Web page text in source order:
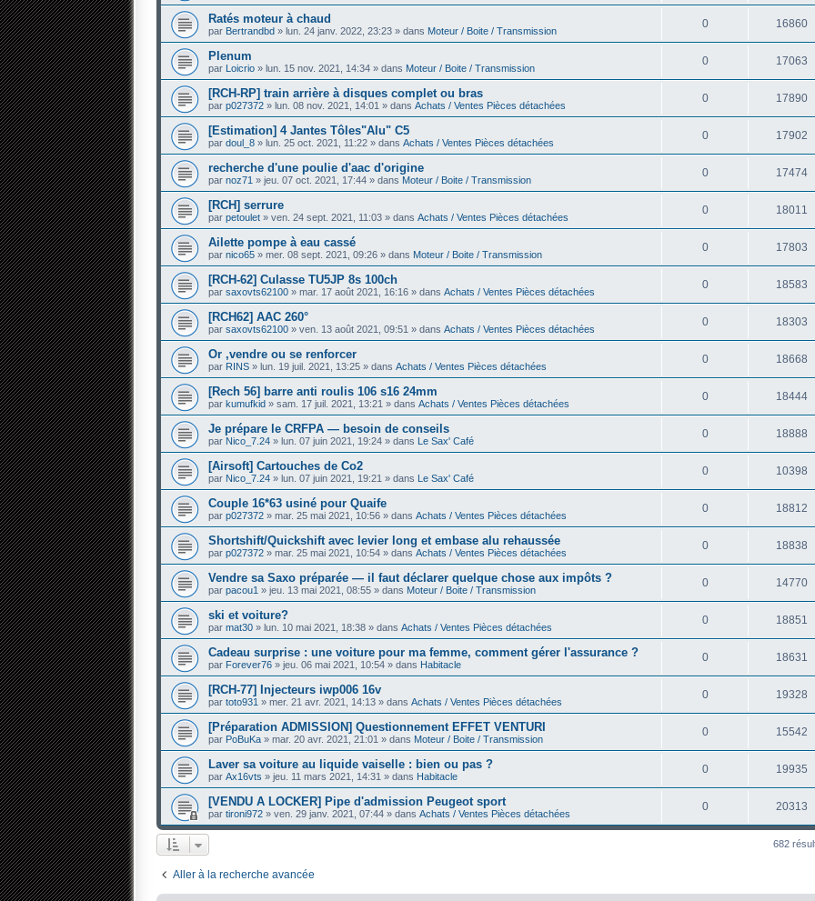
Ratés moteur à chaud
par Bertrandbd » lun. 24 janv. 2022, 23:23 » dans Moteur / Boite / Transmission
0 16860
Plenum
par Loicrio » lun. 15 nov. 2021, 14:34 » dans Moteur / Boite / Transmission
0 17063
[RCH-RP] train arrière à disques complet ou bras
par p027372 » lun. 08 nov. 2021, 14:01 » dans Achats / Ventes Pièces détachées
0 17890
[Estimation] 4 Jantes Tôles"Alu" C5
par doul_8 » lun. 25 oct. 2021, 11:22 » dans Achats / Ventes Pièces détachées
0 17902
recherche d'une poulie d'aac d'origine
par noz71 » jeu. 07 oct. 2021, 17:44 » dans Moteur / Boite / Transmission
0 17474
[RCH] serrure
par petoulet » ven. 24 sept. 2021, 11:03 » dans Achats / Ventes Pièces détachées
0 18011
Ailette pompe à eau cassé
par nico65 » mer. 08 sept. 2021, 09:26 » dans Moteur / Boite / Transmission
0 17803
[RCH-62] Culasse TU5JP 8s 100ch
par saxovts62100 » mar. 17 août 2021, 16:16 » dans Achats / Ventes Pièces détachées
0 18583
[RCH62] AAC 260°
par saxovts62100 » ven. 13 août 2021, 09:51 » dans Achats / Ventes Pièces détachées
0 18303
Or ,vendre ou se renforcer
par RINS » lun. 19 juil. 2021, 13:25 » dans Achats / Ventes Pièces détachées
0 18668
[Rech 56] barre anti roulis 106 s16 24mm
par kumufkid » sam. 17 juil. 2021, 13:21 » dans Achats / Ventes Pièces détachées
0 18444
Je prépare le CRFPA — besoin de conseils
par Nico_7.24 » lun. 07 juin 2021, 19:24 » dans Le Sax' Café
0 18888
[Airsoft] Cartouches de Co2
par Nico_7.24 » lun. 07 juin 2021, 19:21 » dans Le Sax' Café
0 10398
Couple 16*63 usiné pour Quaife
par p027372 » mar. 25 mai 2021, 10:56 » dans Achats / Ventes Pièces détachées
0 18812
Shortshift/Quickshift avec levier long et embase alu rehaussée
par p027372 » mar. 25 mai 2021, 10:54 » dans Achats / Ventes Pièces détachées
0 18838
Vendre sa Saxo préparée — il faut déclarer quelque chose aux impôts ?
par pacou1 » jeu. 13 mai 2021, 08:55 » dans Moteur / Boite / Transmission
0 14770
ski et voiture?
par mat30 » lun. 10 mai 2021, 18:38 » dans Achats / Ventes Pièces détachées
0 18851
Cadeau surprise : une voiture pour ma femme, comment gérer l'assurance ?
par Forever76 » jeu. 06 mai 2021, 10:54 » dans Habitacle
0 18631
[RCH-77] Injecteurs iwp006 16v
par toto931 » mer. 21 avr. 2021, 14:13 » dans Achats / Ventes Pièces détachées
0 19328
[Préparation ADMISSION] Questionnement EFFET VENTURI
par PoBuKa » mar. 20 avr. 2021, 21:01 » dans Moteur / Boite / Transmission
0 15542
Laver sa voiture au liquide vaiselle : bien ou pas ?
par Ax16vts » jeu. 11 mars 2021, 14:31 » dans Habitacle
0 19935
[VENDU A LOCKER] Pipe d'admission Peugeot sport
par tironi972 » ven. 29 janv. 2021, 07:44 » dans Achats / Ventes Pièces détachées
0 20313
682
Aller à la recherche avancée